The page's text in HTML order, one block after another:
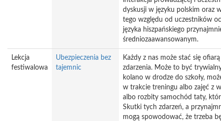
dyskusji w języku polskim oraz
tego względu od uczestników
języka hiszpańskiego
średniozaawansowanym.
Lekcja
festiwalowa
Ubezpieczenia bez
tajemnic
Każdy z nas może stać się
zdarzenia. Może to być
kolano w drodze do szkoły,
w trakcie treningu albo zajęć z
albo rozbity samochód taty,
Skutki tych zdarzeń, a
mogą spowodować, że trzeba